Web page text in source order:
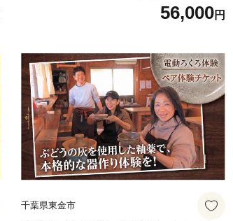
具 画材 文房具 アクリル アート 美
術 絵画 イラスト 作品制作 水性 36
盛り上げ技法 油絵風 水彩風 発色 立
体作品 DIY クラフト ロングラン製
品 水性アクリル絵具 バニーコルア
ート 千葉 東金
56,000円
千葉県東金市